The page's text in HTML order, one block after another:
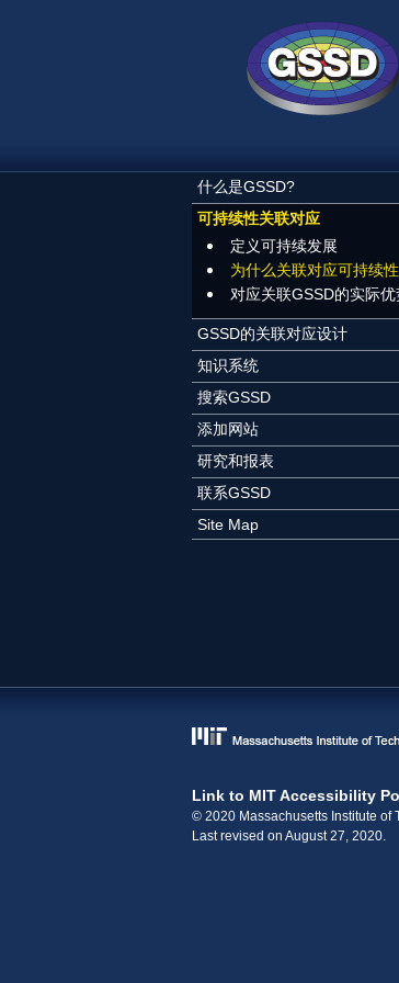
什么是GSSD?
可持续性关联对应
定义可持续发展
为什么关联对应可持续性
对应关联GSSD的实际优
GSSD的关联对应设计
知识系统
搜索GSSD
添加网站
研究和报表
联系GSSD
Site Map
Link to MIT Accessibility
© 2020 Massachusetts Institute of
Last revised on August 27, 2020.